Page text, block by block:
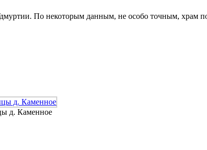
По некоторым данным, не особо точным, храм
д. Каменное